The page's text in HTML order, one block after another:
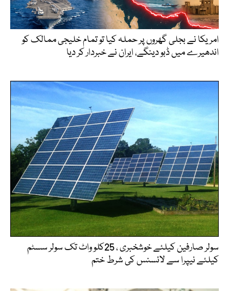
امریکا نے بجلی گھروں پر حملہ کیا تو تمام خلیجی ممالک کو
اندھیرے میں ڈبو دینگے، ایران نے خبردار کر دیا
سولر صارفین کیلئے خوشخبری ، 25کلو واٹ تک سولر سسٹم
کیلئے نیپرا سے لائسنس کی شرط ختم